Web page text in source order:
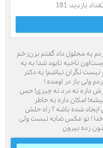
تعداد بازدید: 181
یه محلول داد گفتم بزن‌زخم
ناحیه نابود شد! به یه
نگران نباشم! یه دکتر
ولی باز در اومده !
داره نه درد نه چیزی! حس
امکان داره به خاطر
شده باشه ؟ راه حلش
خدا ! تو عکس ضایه نیست ولی
زده بیرون